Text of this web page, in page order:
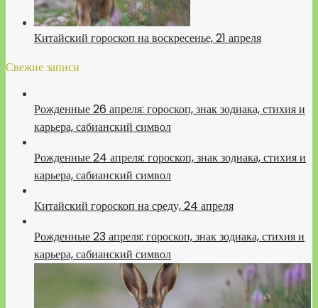
Китайский гороскоп на воскресенье, 21 апреля
Свежие записи
Рожденные 26 апреля: гороскоп, знак зодиака, стихия и
карьера, сабианский символ
Рожденные 24 апреля: гороскоп, знак зодиака, стихия и
карьера, сабианский символ
Китайский гороскоп на среду, 24 апреля
Рожденные 23 апреля: гороскоп, знак зодиака, стихия и
карьера, сабианский символ